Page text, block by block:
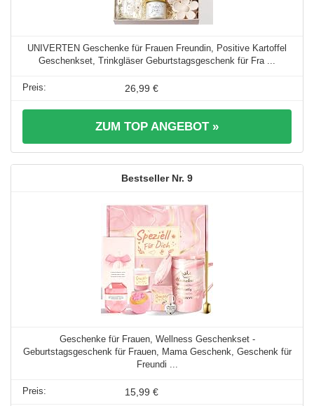
UNIVERTEN Geschenke für Frauen Freundin, Positive Kartoffel
Geschenkset, Trinkgläser Geburtstagsgeschenk für Fra ...
26,99 €
ZUM TOP ANGEBOT »
9
Geschenke für Frauen, Wellness Geschenkset -
Geburtstagsgeschenk für Frauen, Mama Geschenk, Geschenk für
Freundi ...
15,99 €